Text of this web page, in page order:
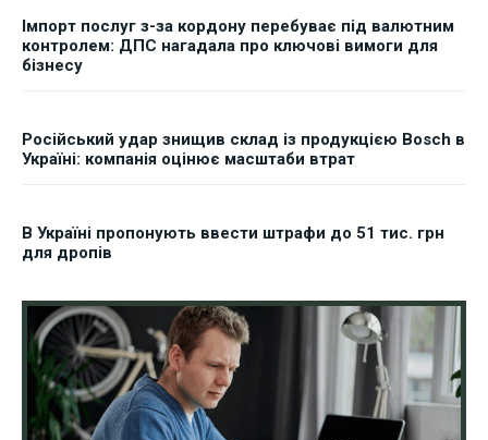
Імпорт послуг з-за кордону перебуває під валютним
контролем: ДПС нагадала про ключові вимоги для
бізнесу
Російський удар знищив склад із продукцією Bosch в
Україні: компанія оцінює масштаби втрат
В Україні пропонують ввести штрафи до 51 тис. грн
для дропів